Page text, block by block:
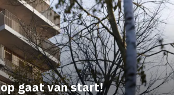
gaat van start!